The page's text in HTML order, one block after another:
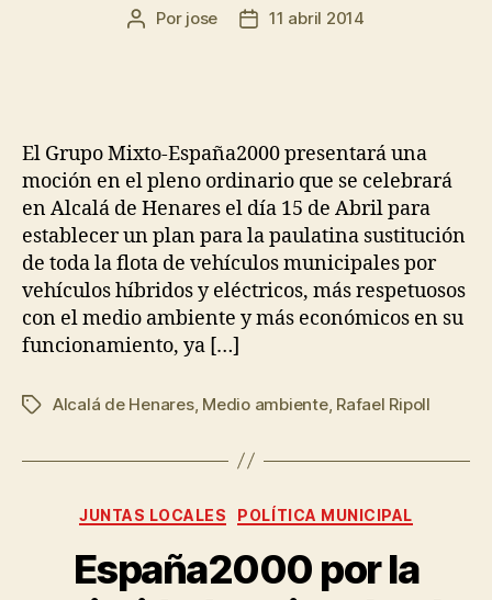
Por jose 11 abril 2014
El Grupo Mixto-España2000 presentará una
moción en el pleno ordinario que se celebrará
en Alcalá de Henares el día 15 de Abril para
establecer un plan para la paulatina sustitución
de toda la flota de vehículos municipales por
vehículos híbridos y eléctricos, más respetuosos
con el medio ambiente y más económicos en su
funcionamiento, ya […]
Alcalá de Henares, Medio ambiente, Rafael Ripoll
JUNTAS LOCALES POLÍTICA MUNICIPAL
España2000 por la